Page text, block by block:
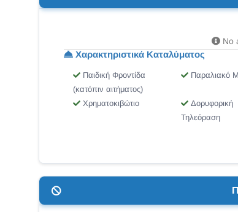
No
Χαρακτηριστικά Καταλύματος
Παιδική Φροντίδα
(κατόπιν αιτήματος)
Παραλιακό
Χρηματοκιβώτιο
Δορυφορική
Τηλεόραση